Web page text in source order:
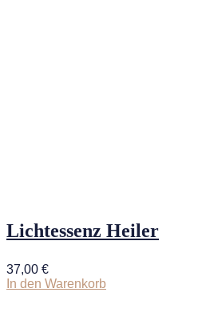
Lichtessenz Heiler
37,00 €
In den Warenkorb